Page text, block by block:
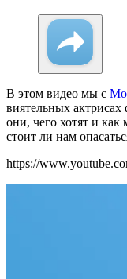
В этом видео мы с
виятельных
они, чего хотят и
стоит ли нам
https://